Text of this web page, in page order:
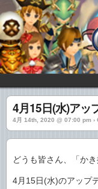
4月15日(水)アッ
4月 14th, 2020 @ 07:00 pm ›
どうも皆さん、「かき
4月15日(水)のアップ